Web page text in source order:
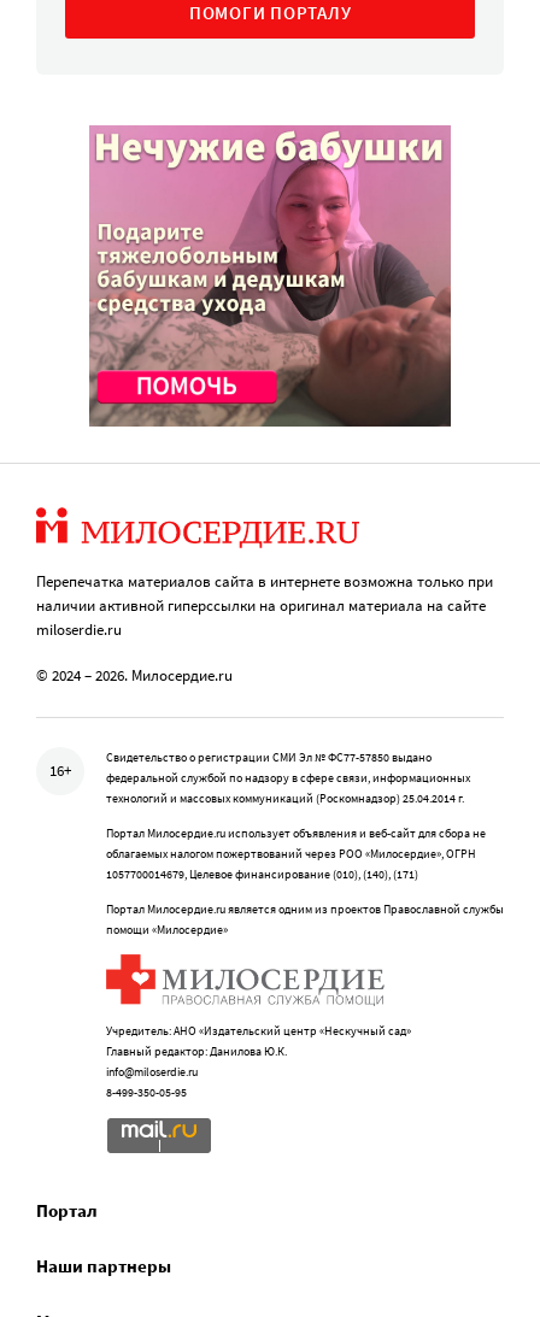
ПОМОГИ ПОРТАЛУ
Перепечатка материалов сайта в интернете возможна только при
наличии активной гиперссылки на оригинал материала на сайте
miloserdie.ru
© 2024 – 2026. Милосердие.ru
16+
Свидетельство о регистрации СМИ Эл № ФС77-57850 выдано
федеральной службой по надзору в сфере связи, информационных
технологий и массовых коммуникаций (Роскомнадзор) 25.04.2014 г.
Портал Милосердие.ru использует объявления и веб-сайт для сбора не
облагаемых налогом пожертвований через РОО «Милосердие», ОГРН
1057700014679, Целевое финансирование (010), (140), (171)
Портал Милосердие.ru является одним из проектов Православной службы
помощи «Милосердие»
Учредитель: АНО «Издательский центр «Нескучный сад»
Главный редактор: Данилова Ю.К.
info@miloserdie.ru
8-499-350-05-95
Портал
Наши партнеры